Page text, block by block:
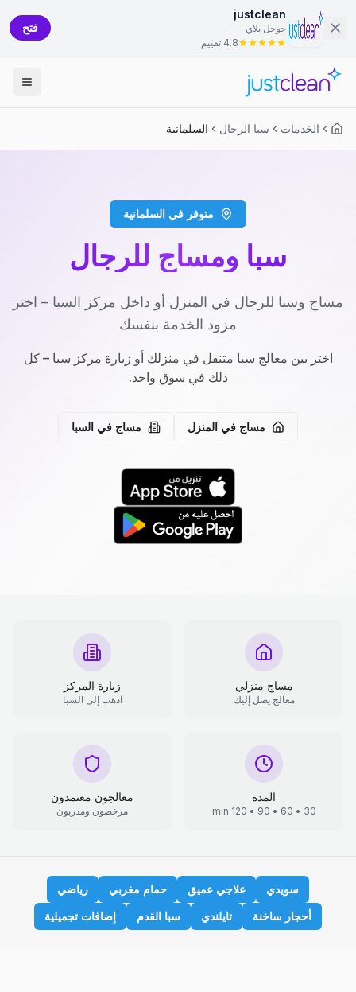
justclean
جوجل بلاي
4.8 تقييم
فتح
الخدمات سبا الرجال السلمانية
متوفر في السلمانية
سبا ومساج للرجال
مساج وسبا للرجال في المنزل أو داخل مركز السبا – اختر
مزود الخدمة بنفسك
اختر بين معالج سبا متنقل في منزلك أو زيارة مركز سبا – كل
ذلك في سوق واحد.
مساج في المنزل مساج في السبا
مساج منزلي
معالج يصل إليك
زيارة المركز
اذهب إلى السبا
المدة
30 • 60 • 90 • 120 min
معالجون معتمدون
مرخصون ومدربون
سويدي علاجي عميق حمام مغربي
رياضي
أحجار ساخنة
تايلندي سبا القدم إضافات تجميلية